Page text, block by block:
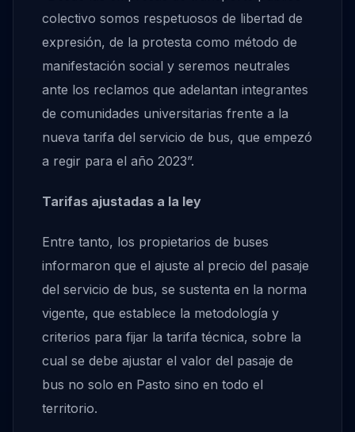
colectivo somos respetuosos de libertad de
expresión, de la protesta como método de
manifestación social y seremos neutrales
ante los reclamos que adelantan integrantes
de comunidades universitarias frente a la
nueva tarifa del servicio de bus, que empezó
a regir para el año 2023”.
Tarifas ajustadas a la ley
Entre tanto, los propietarios de buses
informaron que el ajuste al precio del pasaje
del servicio de bus, se sustenta en la norma
vigente, que establece la metodología y
criterios para fijar la tarifa técnica, sobre la
cual se debe ajustar el valor del pasaje de
bus no solo en Pasto sino en todo el
territorio.